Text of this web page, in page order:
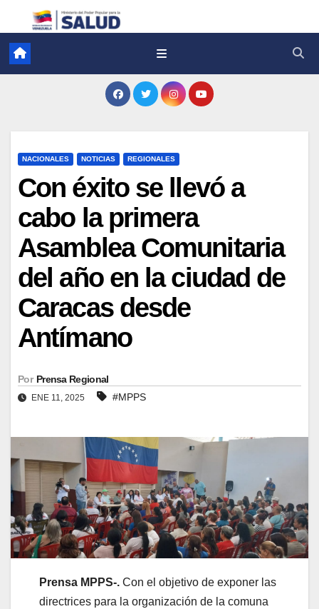
NACIONALES NOTICIAS REGIONALES
Con éxito se llevó a
cabo la primera
Asamblea Comunitaria
del año en la ciudad de
Caracas desde
Antímano
Por Prensa Regional
ENE 11, 2025 #MPPS
Prensa MPPS-. Con el objetivo de exponer las
directrices para la organización de la comuna